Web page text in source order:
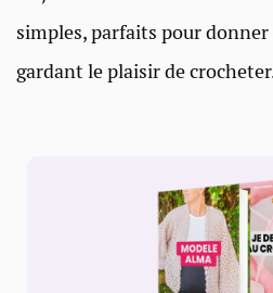
simples, parfaits pour
gardant le plaisir de